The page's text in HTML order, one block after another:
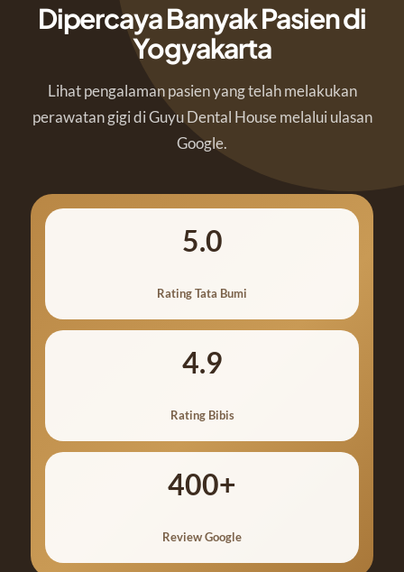
Dipercaya Banyak Pasien di
Yogyakarta
Lihat pengalaman pasien yang telah melakukan
perawatan gigi di Guyu Dental House melalui ulasan
Google.
5.0
Rating Tata Bumi
4.9
Rating Bibis
400+
Review Google